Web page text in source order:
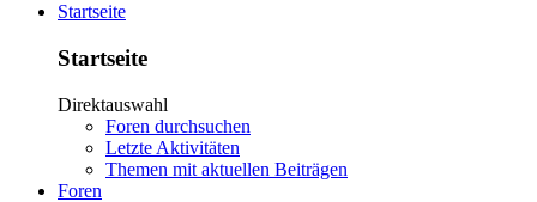
Startseite
Startseite
Direktauswahl
Foren durchsuchen
Letzte Aktivitäten
Themen mit aktuellen Beiträgen
Foren